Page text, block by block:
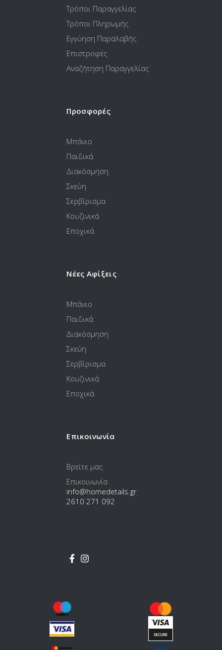
Τρόποι Παραγγελίας
Τρόποι Πληρωμής
Εγγύηση Παραλαβής
Επιστροφές
Αναζήτηση Παραγγελίας
Προσφορές
Μπάνιο
Παιδικά
Διακόσμηση
Σκεύη
Σερβίρισμα
Κουζινικά
Εποχικά
Νέες Αφίξεις
Μπάνιο
Παιδικά
Διακόσμηση
Σκεύη
Σερβίρισμα
Κουζινικά
Εποχικά
Επικοινωνία
Βρείτε μας
Επικοινωνία
info@homedetails.gr
2610 271 092